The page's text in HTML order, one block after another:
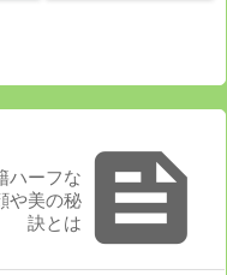

ハーフな
や美の秘
訣とは